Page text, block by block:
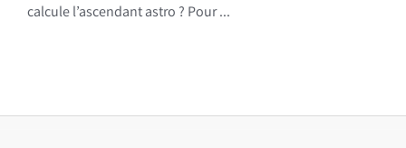
calcule l’ascendant astro ? Pour ...